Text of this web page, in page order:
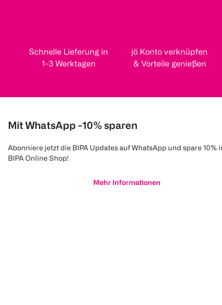
Schnelle Lieferung in
1-3 Werktagen
jö Konto verknüpfen
& Vorteile genießen
Mit WhatsApp -10% sparen
Abonniere jetzt die BIPA Updates auf WhatsApp und spare 10%
BIPA Online Shop!
Mehr Informationen